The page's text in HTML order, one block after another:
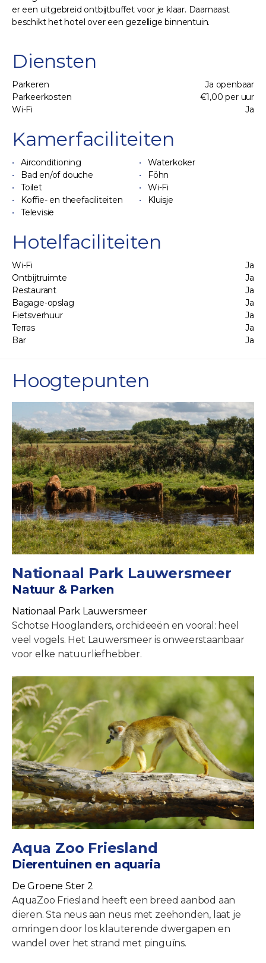
er een uitgebreid ontbijtbuffet voor je klaar. Daarnaast
beschikt het hotel over een gezellige binnentuin.
Diensten
Parkeren
Ja openbaar
Parkeerkosten
€1,00 per uur
Wi-Fi
Ja
Kamerfaciliteiten
Airconditioning
Waterkoker
Bad en/of douche
Föhn
Toilet
Wi-Fi
Koffie- en theefaciliteiten
Kluisje
Televisie
Hotelfaciliteiten
Wi-Fi
Ja
Ontbijtruimte
Ja
Restaurant
Ja
Bagage-opslag
Ja
Fietsverhuur
Ja
Terras
Ja
Bar
Ja
Hoogtepunten
Nationaal Park Lauwersmeer
Natuur & Parken
Nationaal Park Lauwersmeer
Schotse Hooglanders, orchideeën en vooral: heel
veel vogels. Het Lauwersmeer is onweerstaanbaar
voor elke natuurliefhebber.
Aqua Zoo Friesland
Dierentuinen en aquaria
De Groene Ster 2
AquaZoo Friesland heeft een breed aanbod aan
dieren. Sta neus aan neus met zeehonden, laat je
omringen door los klauterende dwergapen en
wandel over het strand met pinguïns.